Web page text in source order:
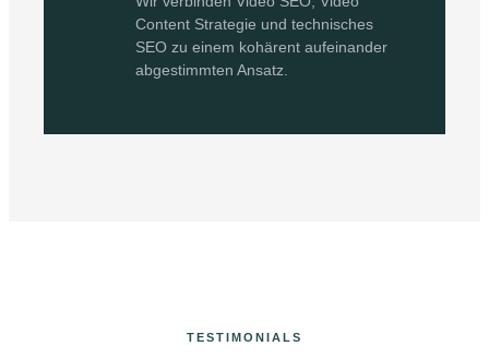
Content Strategie und technisches
SEO zu einem kohärent aufeinander
abgestimmten Ansatz.
TESTIMONIALS